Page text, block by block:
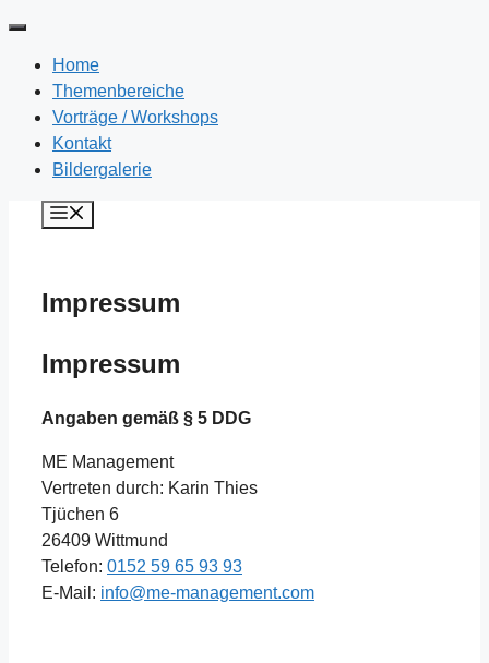
Home
Themenbereiche
Vorträge / Workshops
Kontakt
Bildergalerie
Impressum
Impressum
Angaben gemäß § 5 DDG
ME Management
Vertreten durch: Karin Thies
Tjüchen 6
26409 Wittmund
Telefon: 0152 59 65 93 93
E-Mail: info@me-management.com